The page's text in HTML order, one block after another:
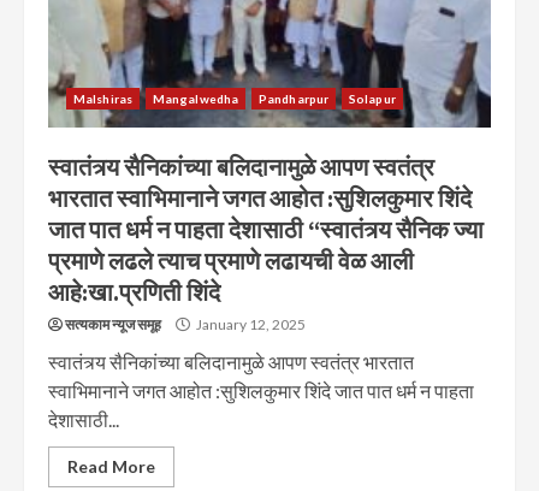
Malshiras Mangalwedha Pandharpur Solapur
स्वातंत्र्य सैनिकांच्या बलिदानामुळे आपण स्वतंत्र
भारतात स्वाभिमानाने जगत आहोत :सुशिलकुमार शिंदे
जात पात धर्म न पाहता देशासाठी “स्वातंत्र्य सैनिक ज्या
प्रमाणे लढले त्याच प्रमाणे लढायची वेळ आली
आहे:खा.प्रणिती शिंदे
सत्यकाम न्यूज समूह January 12, 2025
स्वातंत्र्य सैनिकांच्या बलिदानामुळे आपण स्वतंत्र भारतात
स्वाभिमानाने जगत आहोत :सुशिलकुमार शिंदे जात पात धर्म न पाहता
देशासाठी...
Read More